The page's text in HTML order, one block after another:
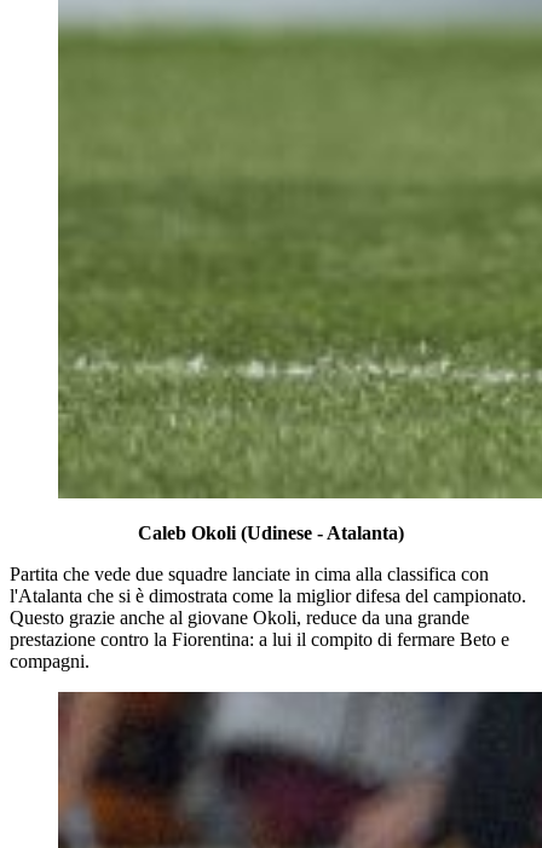
Caleb Okoli (Udinese - Atalanta)
Partita che vede due squadre lanciate in cima alla classifica con
l'Atalanta che si è dimostrata come la miglior difesa del campionato.
Questo grazie anche al giovane Okoli, reduce da una grande
prestazione contro la Fiorentina: a lui il compito di fermare Beto e
compagni.